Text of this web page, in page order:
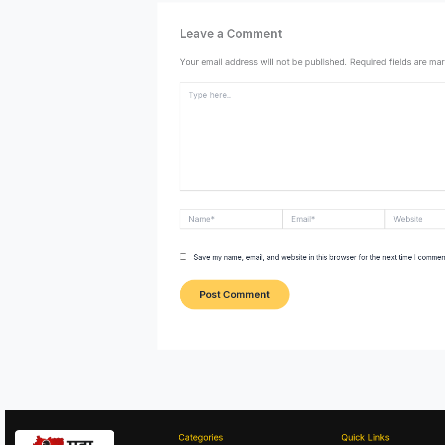
Leave a Comment
Your email address will not be published. Required fields are
here..
Save my name, email, and website in this browser for the next time I
Categories Quick Links